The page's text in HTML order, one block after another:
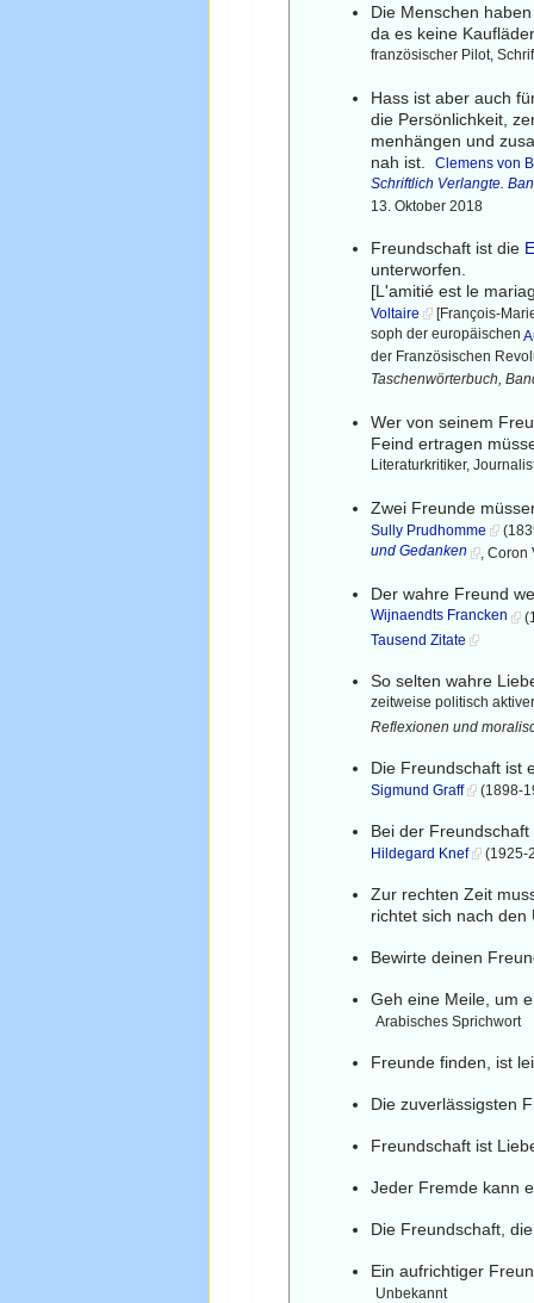
Die Menschen
da es keine
französischer Pilot,
Hass ist aber auch
die Persönlichkeit,
menhängen und
nah ist.
Clemens von
Schriftlich Verlangte.
13. Oktober 2018
Freundschaft ist die
unterworfen.
[L'amitié est le
Voltaire [François-
soph der europäischen
der Französischen
Taschenwörterbuch,
Wer von seinem
Feind ertragen
Literaturkritiker,
Zwei Freunde
Sully Prudhomme
und Gedanken , Coron
Der wahre Freund
Wijnaendts Francken
Tausend Zitate
So selten wahre
zeitweise politisch
Reflexionen und
Die Freundschaft ist
Sigmund Graff (1898-
Bei der
Hildegard Knef (1925-
Zur rechten Zeit
richtet sich nach
Bewirte deinen
Geh eine Meile, um
Arabisches Sprichwort
Freunde finden, ist
Die zuverlässigsten
Freundschaft ist
Jeder Fremde kann
Die Freundschaft,
Ein aufrichtiger
Unbekannt